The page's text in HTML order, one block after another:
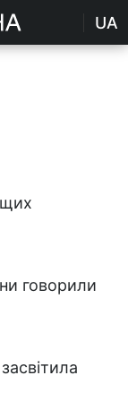
UA
говорили